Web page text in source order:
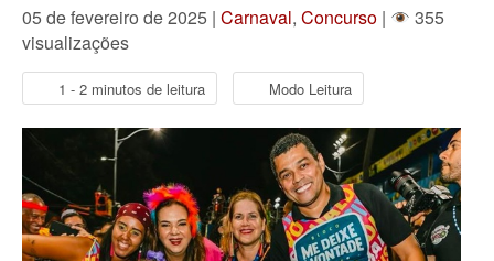
05 de fevereiro de 2025 | Carnaval, Concurso |
355
visualizações
1 - 2 minutos de leitura Modo Leitura